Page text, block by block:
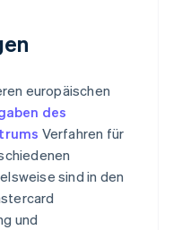
europäischen
des
Verfahren für
sind in den
und